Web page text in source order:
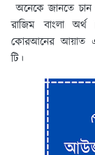
অনেকে জানতে চান
রাজিম বাংলা
কোরআনের আয়াত
টি।